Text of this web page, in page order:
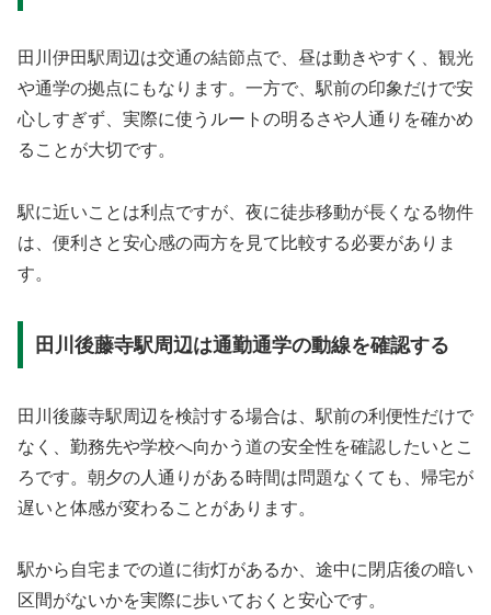
田川伊田駅周辺は交通の結節点で、昼は動きやすく、観光
や通学の拠点にもなります。一方で、駅前の印象だけで安
心しすぎず、実際に使うルートの明るさや人通りを確かめ
ることが大切です。
駅に近いことは利点ですが、夜に徒歩移動が長くなる物件
は、便利さと安心感の両方を見て比較する必要がありま
す。
田川後藤寺駅周辺は通勤通学の動線を確認する
田川後藤寺駅周辺を検討する場合は、駅前の利便性だけで
なく、勤務先や学校へ向かう道の安全性を確認したいとこ
ろです。朝夕の人通りがある時間は問題なくても、帰宅が
遅いと体感が変わることがあります。
駅から自宅までの道に街灯があるか、途中に閉店後の暗い
区間がないかを実際に歩いておくと安心です。